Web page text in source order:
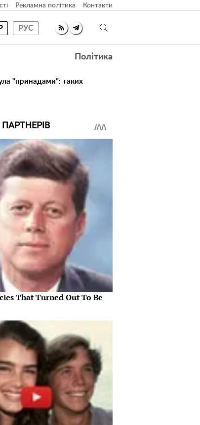
Рекламна політика Контакти
РУС
Політика
"принадами": таких
That Turned Out To Be